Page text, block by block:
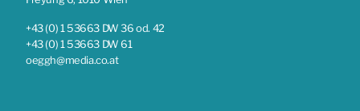
+43 (0) 1 53663 DW 36 od. 42
+43 (0) 1 53663 DW 61
oeggh@media.co.at